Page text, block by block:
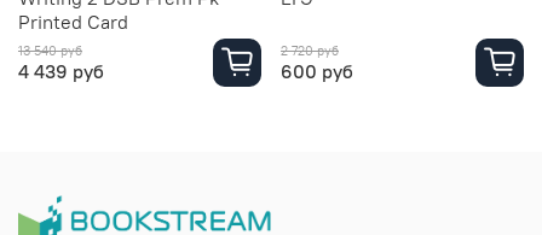
Printed Card
13 540 руб
4 439 руб
2 720 руб
600 руб